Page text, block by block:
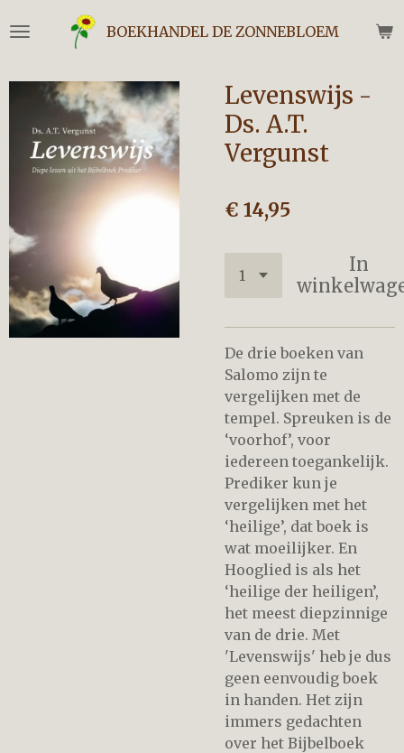
direct
de
hoofdinhoud
BOEKHANDEL DE ZONNEBLOEM
Levenswijs -
Ds. A.T.
Vergunst
€ 14,95
In
De drie boeken van
Salomo zijn te
vergelijken met de
tempel. Spreuken is de
‘voorhof’, voor
iedereen toegankelijk.
Prediker kun je
vergelijken met het
‘heilige’, dat boek is
wat moeilijker. En
Hooglied is als het
‘heilige der heiligen’,
het meest diepzinnige
van de drie. Met
'Levenswijs' heb je dus
geen eenvoudig boek
in handen. Het zijn
immers gedachten
over het Bijbelboek